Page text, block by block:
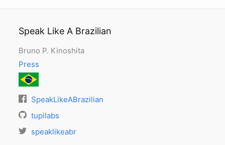
Speak Like A Brazilian
Bruno P. Kinoshita
Press
SpeakLikeABrazilian
tupilabs
speaklikeabr